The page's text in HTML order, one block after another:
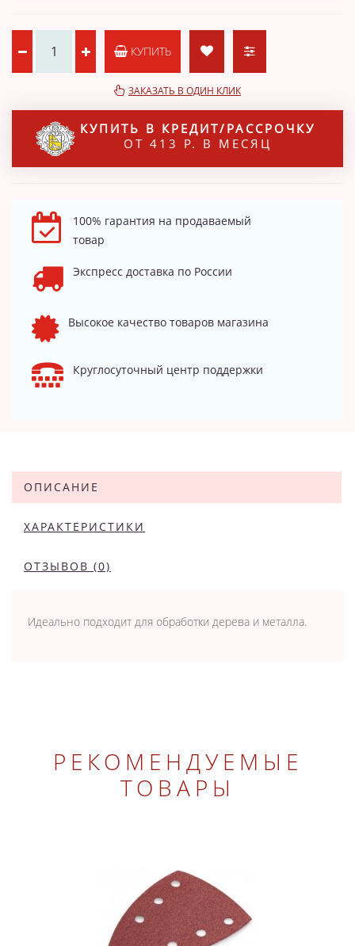
КУПИТЬ
ЗАКАЗАТЬ В ОДИН КЛИК
КУПИТЬ В КРЕДИТ/РАССРОЧКУ
ОТ 413 Р. В МЕСЯЦ
100% гарантия на продаваемый
товар
Экспресс доставка по России
Высокое качество товаров магазина
Круглосуточный центр поддержки
ОПИСАНИЕ
ХАРАКТЕРИСТИКИ
ОТЗЫВОВ (0)
Идеально подходит для обработки дерева и металла.
РЕКОМЕНДУЕМЫЕ
ТОВАРЫ